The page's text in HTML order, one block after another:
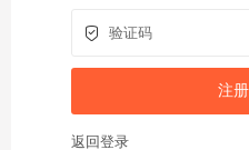
返回登录